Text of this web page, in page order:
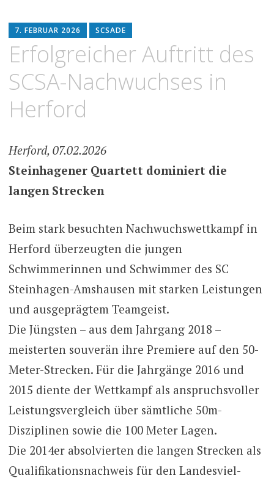
7. FEBRUAR 2026 SCSADE
Erfolgreicher Auftritt des
SCSA-Nachwuchses in
Herford
Herford, 07.02.2026
Steinhagener Quartett dominiert die
langen Strecken
Beim stark besuchten Nachwuchswettkampf in
Herford überzeugten die jungen
Schwimmerinnen und Schwimmer des SC
Steinhagen-Amshausen mit starken Leistungen
und ausgeprägtem Teamgeist.
Die Jüngsten – aus dem Jahrgang 2018 –
meisterten souverän ihre Premiere auf den 50-
Meter-Strecken. Für die Jahrgänge 2016 und
2015 diente der Wettkampf als anspruchsvoller
Leistungsvergleich über sämtliche 50m-
Disziplinen sowie die 100 Meter Lagen.
Die 2014er absolvierten die langen Strecken als
Qualifikationsnachweis für den Landesviel-